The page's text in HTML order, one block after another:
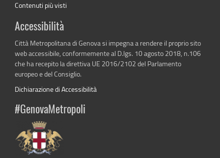
Contenuti più visti
Accessibilità
Città Metropolitana di Genova si impegna a rendere il proprio sito
web accessibile, conformemente al D.lgs. 10 agosto 2018, n.106
che ha recepito la direttiva UE 2016/2102 del Parlamento
europeo e del Consiglio.
Dichiarazione di Accessibilità
#GenovaMetropoli